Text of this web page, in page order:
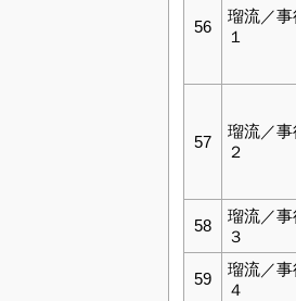
56
瑠流／事
１
57
瑠流／事
２
58
瑠流／事
３
59
瑠流／事
４